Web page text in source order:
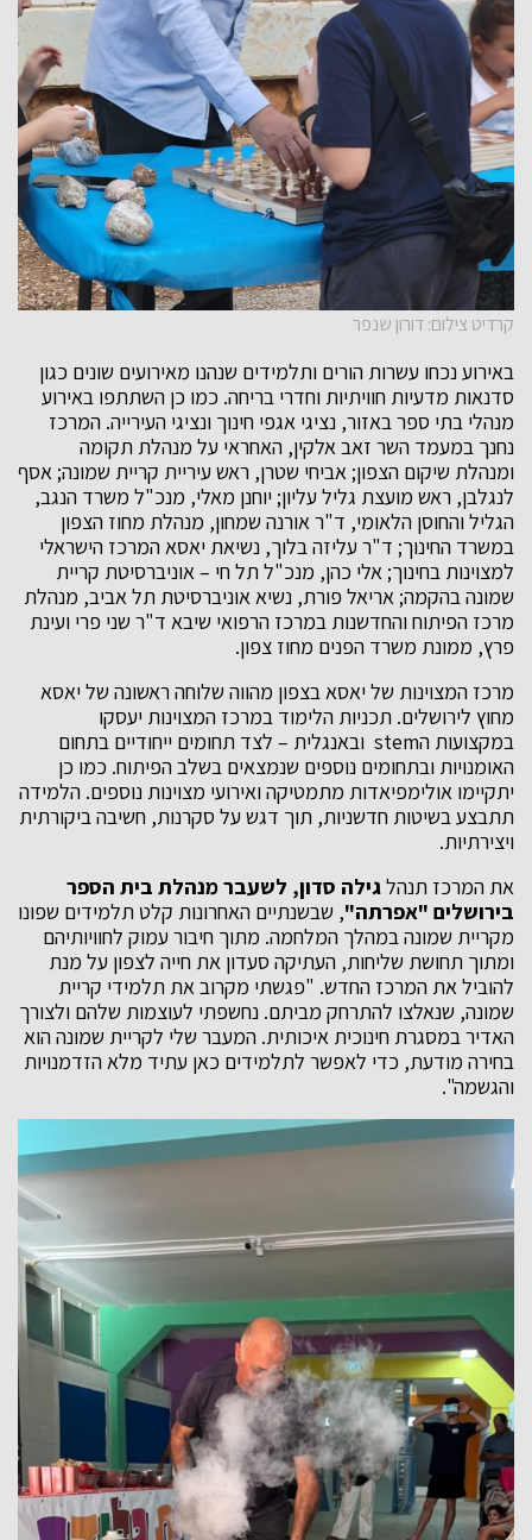
קרדיט צילום: דורון שנפר
באירוע נכחו עשרות הורים ותלמידים שנהנו מאירועים שונים כגון
סדנאות מדעיות חוויתיות וחדרי בריחה. כמו כן השתתפו באירוע
מנהלי בתי ספר באזור, נציגי אגפי חינוך ונציגי העירייה. המרכז
נחנך במעמד השר זאב אלקין, האחראי על מנהלת תקומה
ומנהלת שיקום הצפון; אביחי שטרן, ראש עיריית קריית שמונה; אסף
לנגלבן, ראש מועצת גליל עליון; יוחנן מאלי, מנכ"ל משרד הנגב,
הגליל והחוסן הלאומי, ד"ר אורנה שמחון, מנהלת מחוז הצפון
במשרד החינוך; ד"ר עליזה בלוך, נשיאת יאסא המרכז הישראלי
למצוינות בחינוך; אלי כהן, מנכ"ל תל חי – אוניברסיטת קריית
שמונה בהקמה; אריאל פורת, נשיא אוניברסיטת תל אביב, מנהלת
מרכז הפיתוח והחדשנות במרכז הרפואי שיבא ד"ר שני פרי ועינת
פרץ, ממונת משרד הפנים מחוז צפון.
מרכז המצוינות של יאסא בצפון מהווה שלוחה ראשונה של יאסא
מחוץ לירושלים. תכניות הלימוד במרכז המצוינות יעסקו
במקצועות הstem ובאנגלית – לצד תחומים ייחודיים בתחום
האומנויות ובתחומים נוספים שנמצאים בשלב הפיתוח. כמו כן
יתקיימו אולימפיאדות מתמטיקה ואירועי מצוינות נוספים. הלמידה
תתבצע בשיטות חדשניות, תוך דגש על סקרנות, חשיבה ביקורתית
ויצירתיות.
את המרכז תנהלגילה סדון, לשעבר מנהלת בית הספר
בירושלים "אפרתה", שבשנתיים האחרונות קלט תלמידים שפונו
מקריית שמונה במהלך המלחמה. מתוך חיבור עמוק לחוויותיהם
ומתוך תחושת שליחות, העתיקה סעדון את חייה לצפון על מנת
להוביל את המרכז החדש. "פגשתי מקרוב את תלמידי קריית
שמונה, שנאלצו להתרחק מביתם. נחשפתי לעוצמות שלהם ולצורך
האדיר במסגרת חינוכית איכותית. המעבר שלי לקריית שמונה הוא
בחירה מודעת, כדי לאפשר לתלמידים כאן עתיד מלא הזדמנויות
והגשמה".